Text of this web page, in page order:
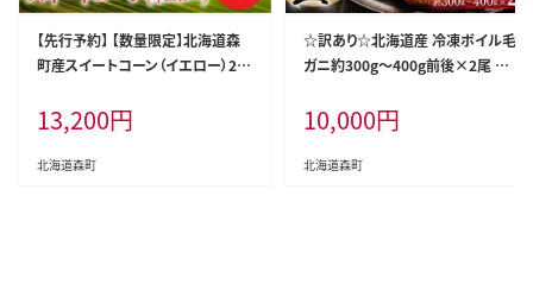
【先行予約】 【数量限定】北海道森
町産スイートコーン（イエロー）20
順次お届け） とうもろこし トウモロ
コシ とうきび トウキビ 野菜 やさい
北海道 たっぷり 甘い 期間限定 ふ
13,200円
北海道森町
☆訳あり☆北海道産 冷凍ボイル毛
ガニ約300g～400g前後×2尾 ＜
ニ 蟹 ガニ がに 森町 ふるさと納税
北海道 毛蟹 毛かに 毛ガニ 毛カニ
mr1-1463
10,000円
北海道森町